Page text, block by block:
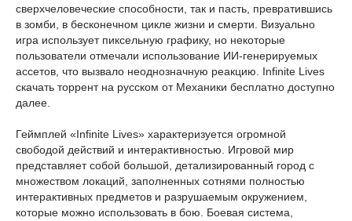
сверхчеловеческие способности, так и пасть, превратившись
в зомби, в бесконечном цикле жизни и смерти. Визуально
игра использует пиксельную графику, но некоторые
пользователи отмечали использование ИИ-генерируемых
ассетов, что вызвало неоднозначную реакцию. Infinite Lives
скачать торрент на русском от Механики бесплатно доступно
далее.
Геймплей «Infinite Lives» характеризуется огромной
свободой действий и интерактивностью. Игровой мир
представляет собой большой, детализированный город с
множеством локаций, заполненных сотнями полностью
интерактивных предметов и разрушаемым окружением,
которые можно использовать в бою. Боевая система,